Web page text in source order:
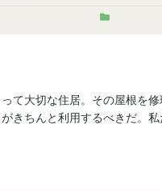
て大切な住居。その屋根を
きちんと利用するべきだ。